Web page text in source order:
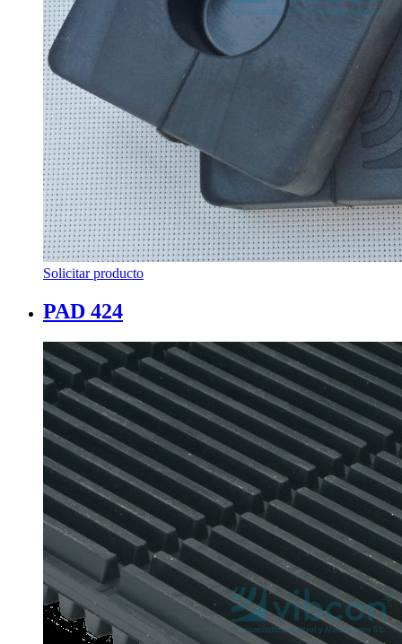
Solicitar producto
PAD 424